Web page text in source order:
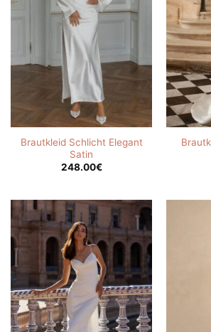
Brautkleid Schlicht Elegant
Satin
248.00€